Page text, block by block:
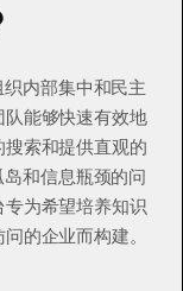
内部集中和民主
能够快速有效地
索和提供直观的
和信息瓶颈的问
为希望培养知识
的企业而构建。